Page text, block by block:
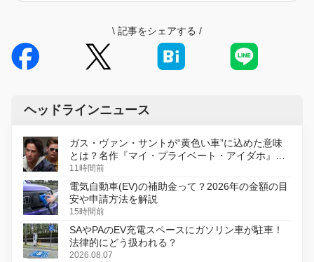
\ 記事をシェアする /
ヘッドラインニュース
ガス・ヴァン・サントが“黄色い車”に込めた意味
とは？名作『マイ・プライベート・アイダホ』が
初のデジタルリマスター版で復活
11時間前
電気自動車(EV)の補助金って？2026年の金額の目
安や申請方法を解説
15時間前
SAやPAのEV充電スペースにガソリン車が駐車！
法律的にどう扱われる？
2026.08.07